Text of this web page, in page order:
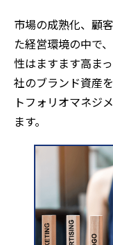
市場の成熟化、顧
た経営環境の中で
性はますます高ま
社のブランド資産
トフォリオマネジ
ます。